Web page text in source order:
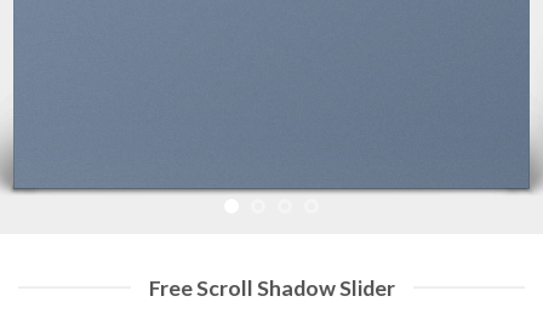
Free Scroll Shadow Slider